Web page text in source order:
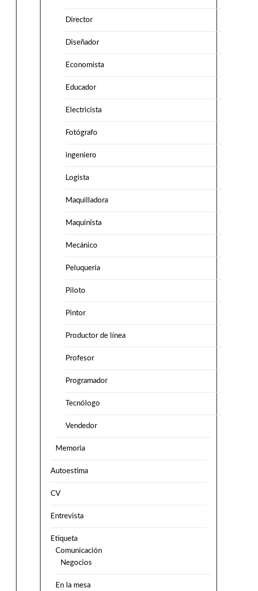
Director
Diseñador
Economista
Educador
Electricista
Fotógrafo
ingeniero
Logista
Maquilladora
Maquinista
Mecánico
Peluquería
Piloto
Pintor
Productor de línea
Profesor
Programador
Tecnólogo
Vendedor
Memoria
Autoestima
CV
Entrevista
Etiqueta
Comunicación
Negocios
En la mesa